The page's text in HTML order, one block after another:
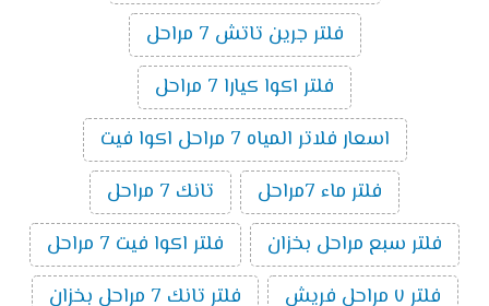
فلتر جرين تاتش 7 مراحل
فلتر اكوا كيارا 7 مراحل
اسعار فلاتر المياه 7 مراحل اكوا فيت
فلتر ماء 7مراحل
تانك 7 مراحل
فلتر سبع مراحل بخزان
فلتر اكوا فيت 7 مراحل
فلتر ٧ مراحل فريش
فلتر تانك 7 مراحل بخزان